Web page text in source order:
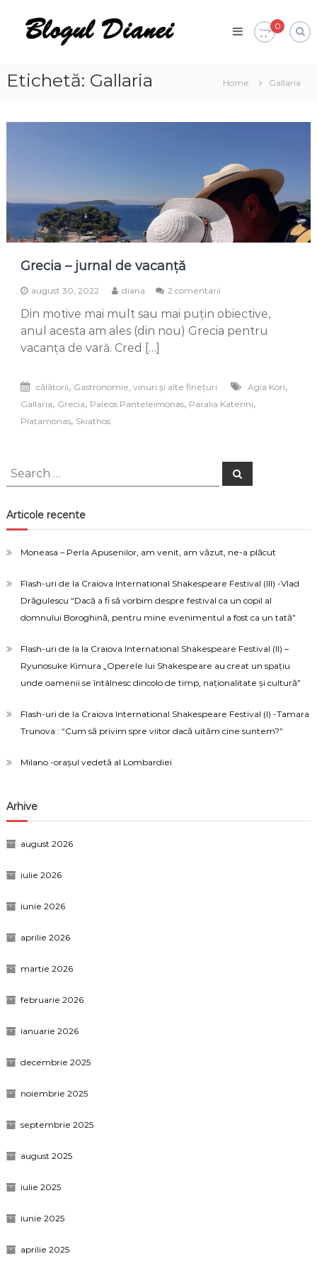
content
Blogul
Dianei
opinie,
călătorii
finețuri
0
Etichetă: Gallaria Home Gallaria
Grecia – jurnal de vacanță
august 30, 2022 diana 2 comentarii
–
jurnal
Din motive mai mult sau mai puțin obiective,
anul acesta am ales (din nou) Grecia pentru
vacanța de vară. Cred […]
călătorii, Gastronomie, vinuri și alte finețuri Agia Kori,
Gallaria, Grecia, Paleos Panteleimonas, Paralia Katerini,
Platamonas, Skiathos
Search
for:
Search
Articole recente
Moneasa – Perla Apusenilor, am venit, am văzut, ne-a plăcut
Flash-uri de la Craiova International Shakespeare Festival (III) -Vlad
Drăgulescu “Dacă a fi să vorbim despre festival ca un copil al
domnului Boroghină, pentru mine evenimentul a fost ca un tată”
Flash-uri de la la Craiova International Shakespeare Festival (II) –
Ryunosuke Kimura „Operele lui Shakespeare au creat un spațiu
unde oamenii se întâlnesc dincolo de timp, naționalitate și cultură”
Flash-uri de la Craiova International Shakespeare Festival (I) -Tamara
Trunova : “Cum să privim spre viitor dacă uităm cine suntem?”
Milano -orașul vedetă al Lombardiei
Arhive
august 2026
iulie 2026
iunie 2026
aprilie 2026
martie 2026
februarie 2026
ianuarie 2026
decembrie 2025
noiembrie 2025
septembrie 2025
august 2025
iulie 2025
iunie 2025
aprilie 2025